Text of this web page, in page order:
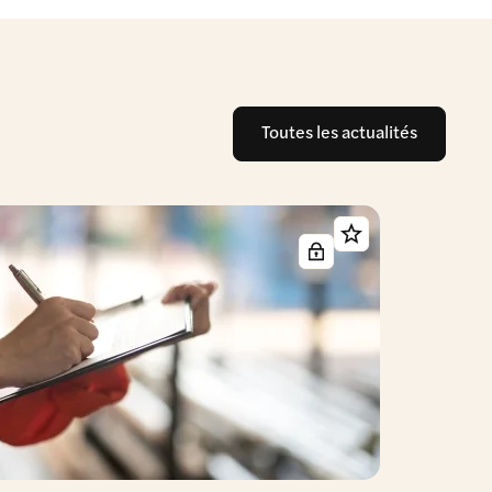
Toutes les actualités